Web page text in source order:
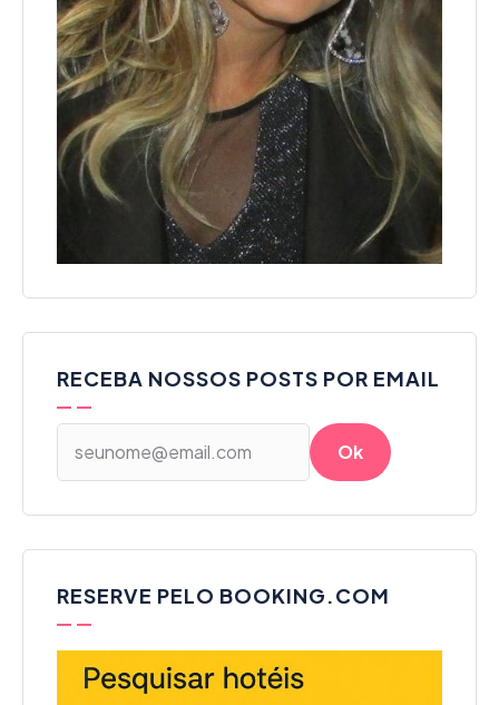
RECEBA NOSSOS POSTS POR EMAIL
RESERVE PELO BOOKING.COM